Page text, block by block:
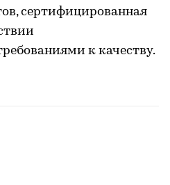
сертифицированная
к качеству.